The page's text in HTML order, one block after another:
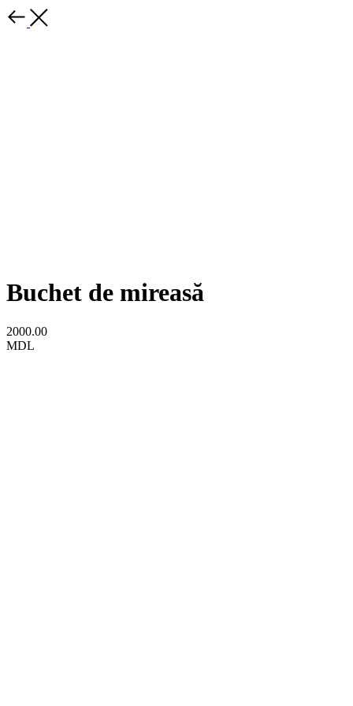
Buchet de mireasă
2000.00
MDL